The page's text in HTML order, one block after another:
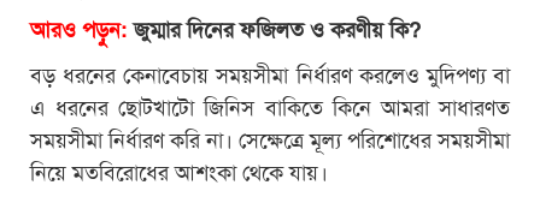
আরও পড়ুন:জুম্মার দিনের ফজিলত ও করণীয় কি?
বড় ধরনের কেনাবেচায় সময়সীমা নির্ধারণ করলেও মুদিপণ্য বা
এ ধরনের ছোটখাটো জিনিস বাকিতে কিনে আমরা সাধারণত
সময়সীমা নির্ধারণ করি না। সেক্ষেত্রে মূল্য পরিশোধের সময়সীমা
নিয়ে মতবিরোধের আশংকা থেকে যায়।